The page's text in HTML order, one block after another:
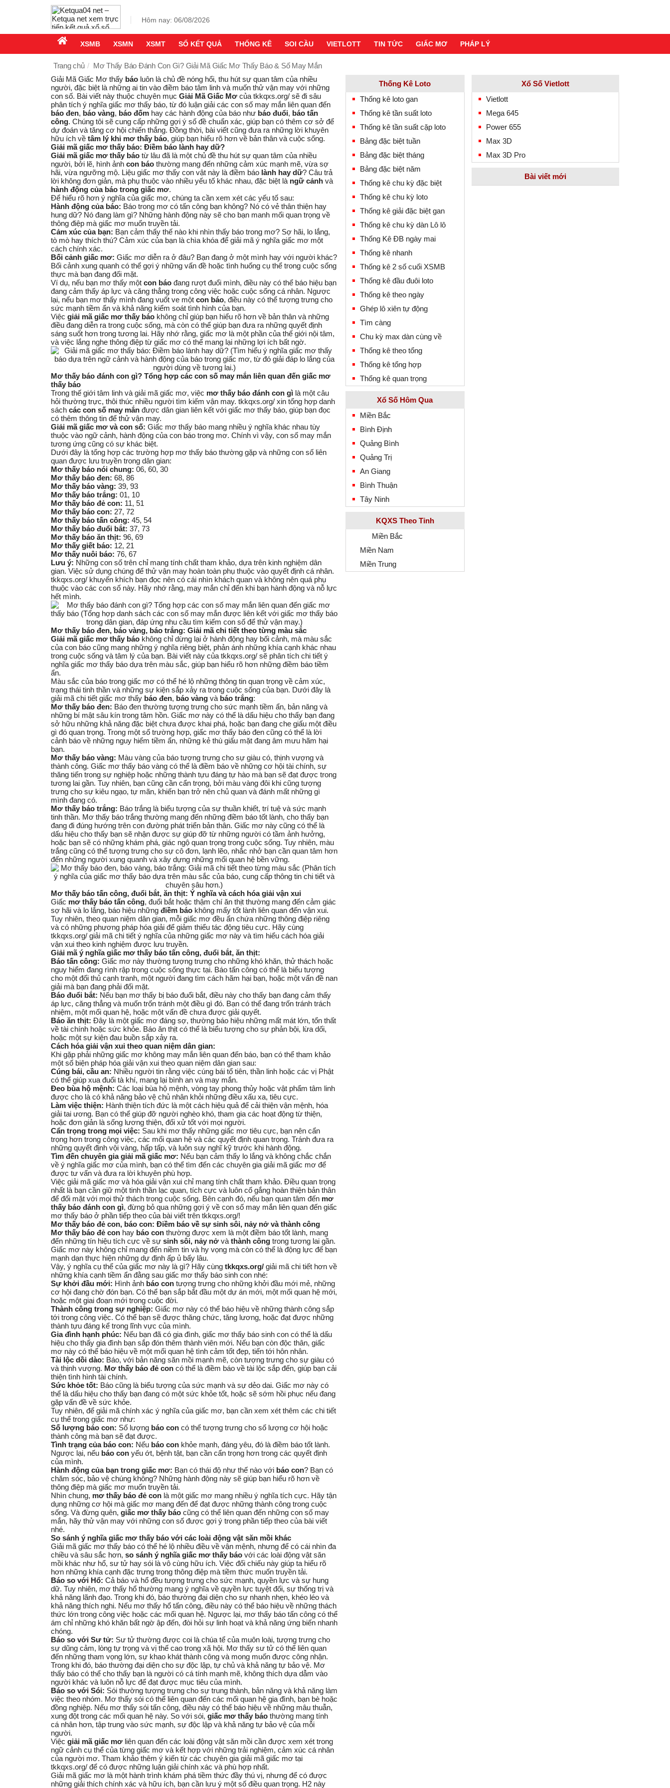
Hôm nay: 06/08/2026
XSMB XSMN XSMT SỔ KẾT QUẢ THỐNG KÊ SOI CẦU VIETLOTT TIN TỨC GIẤC MƠ PHÁP LÝ
Trang chủ
Mơ Thấy Báo Đánh Con Gì? Giải Mã Giấc Mơ Thấy Báo & Số May Mắn
Giải Mã Giấc Mơ thấy báo luôn là chủ đề nóng hổi, thu hút sự quan tâm của nhiều
người, đặc biệt là những ai tin vào điềm báo tâm linh và muốn thử vận may với những
con số. Bài viết này thuộc chuyên mục Giải Mã Giấc Mơ của tkkqxs.org/ sẽ đi sâu
phân tích ý nghĩa giấc mơ thấy báo, từ đó luận giải các con số may mắn liên quan đến
báo đen, báo vàng, báo đốm hay các hành động của báo như báo đuổi, báo tấn
công. Chúng tôi sẽ cung cấp những gợi ý số đề chuẩn xác, giúp bạn có thêm cơ sở để
dự đoán và tăng cơ hội chiến thắng. Đồng thời, bài viết cũng đưa ra những lời khuyên
hữu ích về tâm lý khi mơ thấy báo, giúp bạn hiểu rõ hơn về bản thân và cuộc sống.
Giải mã giấc mơ thấy báo: Điềm báo lành hay dữ?
Giải mã giấc mơ thấy báo từ lâu đã là một chủ đề thu hút sự quan tâm của nhiều
người, bởi lẽ, hình ảnh con báo thường mang đến những cảm xúc mạnh mẽ, vừa sợ
hãi, vừa ngưỡng mộ. Liệu giấc mơ thấy con vật này là điềm báo lành hay dữ? Câu trả
lời không đơn giản, mà phụ thuộc vào nhiều yếu tố khác nhau, đặc biệt là ngữ cảnh và
hành động của báo trong giấc mơ.
Để hiểu rõ hơn ý nghĩa của giấc mơ, chúng ta cần xem xét các yếu tố sau:
Hành động của báo: Báo trong mơ có tấn công bạn không? Nó có vẻ thân thiện hay
hung dữ? Nó đang làm gì? Những hành động này sẽ cho bạn manh mối quan trọng về
thông điệp mà giấc mơ muốn truyền tải.
Cảm xúc của bạn: Bạn cảm thấy thế nào khi nhìn thấy báo trong mơ? Sợ hãi, lo lắng,
tò mò hay thích thú? Cảm xúc của bạn là chìa khóa để giải mã ý nghĩa giấc mơ một
cách chính xác.
Bối cảnh giấc mơ: Giấc mơ diễn ra ở đâu? Bạn đang ở một mình hay với người khác?
Bối cảnh xung quanh có thể gợi ý những vấn đề hoặc tình huống cụ thể trong cuộc sống
thực mà bạn đang đối mặt.
Ví dụ, nếu bạn mơ thấy một con báo đang rượt đuổi mình, điều này có thể báo hiệu bạn
đang cảm thấy áp lực và căng thẳng trong công việc hoặc cuộc sống cá nhân. Ngược
lại, nếu bạn mơ thấy mình đang vuốt ve một con báo, điều này có thể tượng trưng cho
sức mạnh tiềm ẩn và khả năng kiểm soát tình hình của bạn.
Việc giải mã giấc mơ thấy báo không chỉ giúp bạn hiểu rõ hơn về bản thân và những
điều đang diễn ra trong cuộc sống, mà còn có thể giúp bạn đưa ra những quyết định
sáng suốt hơn trong tương lai. Hãy nhớ rằng, giấc mơ là một phần của thế giới nội tâm,
và việc lắng nghe thông điệp từ giấc mơ có thể mang lại những lợi ích bất ngờ.
Mơ thấy báo đánh con gì? Tổng hợp các con số may mắn liên quan đến giấc mơ
thấy báo
Trong thế giới tâm linh và giải mã giấc mơ, việc mơ thấy báo đánh con gì là một câu
hỏi thường trực, thôi thúc nhiều người tìm kiếm vận may. tkkqxs.org/ xin tổng hợp danh
sách các con số may mắn được dân gian liên kết với giấc mơ thấy báo, giúp bạn đọc
có thêm thông tin để thử vận may.
Giải mã giấc mơ và con số: Giấc mơ thấy báo mang nhiều ý nghĩa khác nhau tùy
thuộc vào ngữ cảnh, hành động của con báo trong mơ. Chính vì vậy, con số may mắn
tương ứng cũng có sự khác biệt.
Dưới đây là tổng hợp các trường hợp mơ thấy báo thường gặp và những con số liên
quan được lưu truyền trong dân gian:
Mơ thấy báo nói chung: 06, 60, 30
Mơ thấy báo đen: 68, 86
Mơ thấy báo vàng: 39, 93
Mơ thấy báo trắng: 01, 10
Mơ thấy báo đẻ con: 11, 51
Mơ thấy báo con: 27, 72
Mơ thấy báo tấn công: 45, 54
Mơ thấy báo đuổi bắt: 37, 73
Mơ thấy báo ăn thịt: 96, 69
Mơ thấy giết báo: 12, 21
Mơ thấy nuôi báo: 76, 67
Lưu ý: Những con số trên chỉ mang tính chất tham khảo, dựa trên kinh nghiệm dân
gian. Việc sử dụng chúng để thử vận may hoàn toàn phụ thuộc vào quyết định cá nhân.
tkkqxs.org/ khuyến khích bạn đọc nên có cái nhìn khách quan và không nên quá phụ
thuộc vào các con số này. Hãy nhớ rằng, may mắn chỉ đến khi bạn hành động và nỗ lực
hết mình.
Mơ thấy báo đen, báo vàng, báo trắng: Giải mã chi tiết theo từng màu sắc
Giải mã giấc mơ thấy báo không chỉ dừng lại ở hành động hay bối cảnh, mà màu sắc
của con báo cũng mang những ý nghĩa riêng biệt, phản ánh những khía cạnh khác nhau
trong cuộc sống và tâm lý của bạn. Bài viết này của tkkqxs.org/ sẽ phân tích chi tiết ý
nghĩa giấc mơ thấy báo dựa trên màu sắc, giúp bạn hiểu rõ hơn những điềm báo tiềm
ẩn.
Màu sắc của báo trong giấc mơ có thể hé lộ những thông tin quan trọng về cảm xúc,
trạng thái tinh thần và những sự kiện sắp xảy ra trong cuộc sống của bạn. Dưới đây là
giải mã chi tiết giấc mơ thấy báo đen, báo vàng và báo trắng:
Mơ thấy báo đen: Báo đen thường tượng trưng cho sức mạnh tiềm ẩn, bản năng và
những bí mật sâu kín trong tâm hồn. Giấc mơ này có thể là dấu hiệu cho thấy bạn đang
sở hữu những khả năng đặc biệt chưa được khai phá, hoặc bạn đang che giấu một điều
gì đó quan trọng. Trong một số trường hợp, giấc mơ thấy báo đen cũng có thể là lời
cảnh báo về những nguy hiểm tiềm ẩn, những kẻ thù giấu mặt đang âm mưu hãm hại
bạn.
Mơ thấy báo vàng: Màu vàng của báo tượng trưng cho sự giàu có, thịnh vượng và
thành công. Giấc mơ thấy báo vàng có thể là điềm báo về những cơ hội tài chính, sự
thăng tiến trong sự nghiệp hoặc những thành tựu đáng tự hào mà bạn sẽ đạt được trong
tương lai gần. Tuy nhiên, bạn cũng cần cẩn trọng, bởi màu vàng đôi khi cũng tượng
trưng cho sự kiêu ngạo, tự mãn, khiến bạn trở nên chủ quan và đánh mất những gì
mình đang có.
Mơ thấy báo trắng: Báo trắng là biểu tượng của sự thuần khiết, trí tuệ và sức mạnh
tinh thần. Mơ thấy báo trắng thường mang đến những điềm báo tốt lành, cho thấy bạn
đang đi đúng hướng trên con đường phát triển bản thân. Giấc mơ này cũng có thể là
dấu hiệu cho thấy bạn sẽ nhận được sự giúp đỡ từ những người có tầm ảnh hưởng,
hoặc bạn sẽ có những khám phá, giác ngộ quan trọng trong cuộc sống. Tuy nhiên, màu
trắng cũng có thể tượng trưng cho sự cô đơn, lạnh lẽo, nhắc nhở bạn cần quan tâm hơn
đến những người xung quanh và xây dựng những mối quan hệ bền vững.
Mơ thấy báo tấn công, đuổi bắt, ăn thịt: Ý nghĩa và cách hóa giải vận xui
Giấc mơ thấy báo tấn công, đuổi bắt hoặc thậm chí ăn thịt thường mang đến cảm giác
sợ hãi và lo lắng, báo hiệu những điềm báo không mấy tốt lành liên quan đến vận xui.
Tuy nhiên, theo quan niệm dân gian, mỗi giấc mơ đều ẩn chứa những thông điệp riêng
và có những phương pháp hóa giải để giảm thiểu tác động tiêu cực. Hãy cùng
tkkqxs.org/ giải mã chi tiết ý nghĩa của những giấc mơ này và tìm hiểu cách hóa giải
vận xui theo kinh nghiệm được lưu truyền.
Giải mã ý nghĩa giấc mơ thấy báo tấn công, đuổi bắt, ăn thịt:
Báo tấn công: Giấc mơ này thường tượng trưng cho những khó khăn, thử thách hoặc
nguy hiểm đang rình rập trong cuộc sống thực tại. Báo tấn công có thể là biểu tượng
cho một đối thủ cạnh tranh, một người đang tìm cách hãm hại bạn, hoặc một vấn đề nan
giải mà bạn đang phải đối mặt.
Báo đuổi bắt: Nếu bạn mơ thấy bị báo đuổi bắt, điều này cho thấy bạn đang cảm thấy
áp lực, căng thẳng và muốn trốn tránh một điều gì đó. Bạn có thể đang trốn tránh trách
nhiệm, một mối quan hệ, hoặc một vấn đề chưa được giải quyết.
Báo ăn thịt: Đây là một giấc mơ đáng sợ, thường báo hiệu những mất mát lớn, tổn thất
về tài chính hoặc sức khỏe. Báo ăn thịt có thể là biểu tượng cho sự phản bội, lừa dối,
hoặc một sự kiện đau buồn sắp xảy ra.
Cách hóa giải vận xui theo quan niệm dân gian:
Khi gặp phải những giấc mơ không may mắn liên quan đến báo, bạn có thể tham khảo
một số biện pháp hóa giải vận xui theo quan niệm dân gian sau:
Cúng bái, cầu an: Nhiều người tin rằng việc cúng bái tổ tiên, thần linh hoặc các vị Phật
có thể giúp xua đuổi tà khí, mang lại bình an và may mắn.
Đeo bùa hộ mệnh: Các loại bùa hộ mệnh, vòng tay phong thủy hoặc vật phẩm tâm linh
được cho là có khả năng bảo vệ chủ nhân khỏi những điều xấu xa, tiêu cực.
Làm việc thiện: Hành thiện tích đức là một cách hiệu quả để cải thiện vận mệnh, hóa
giải tai ương. Bạn có thể giúp đỡ người nghèo khó, tham gia các hoạt động từ thiện,
hoặc đơn giản là sống lương thiện, đối xử tốt với mọi người.
Cẩn trọng trong mọi việc: Sau khi mơ thấy những giấc mơ tiêu cực, bạn nên cẩn
trọng hơn trong công việc, các mối quan hệ và các quyết định quan trọng. Tránh đưa ra
những quyết định vội vàng, hấp tấp, và luôn suy nghĩ kỹ trước khi hành động.
Tìm đến chuyên gia giải mã giấc mơ: Nếu bạn cảm thấy lo lắng và không chắc chắn
về ý nghĩa giấc mơ của mình, bạn có thể tìm đến các chuyên gia giải mã giấc mơ để
được tư vấn và đưa ra lời khuyên phù hợp.
Việc giải mã giấc mơ và hóa giải vận xui chỉ mang tính chất tham khảo. Điều quan trọng
nhất là bạn cần giữ một tinh thần lạc quan, tích cực và luôn cố gắng hoàn thiện bản thân
để đối mặt với mọi thử thách trong cuộc sống. Bên cạnh đó, nếu bạn quan tâm đến mơ
thấy báo đánh con gì, đừng bỏ qua những gợi ý về con số may mắn liên quan đến giấc
mơ thấy báo ở phần tiếp theo của bài viết trên tkkqxs.org/!
Mơ thấy báo đẻ con, báo con: Điềm báo về sự sinh sôi, nảy nở và thành công
Mơ thấy báo đẻ con hay báo con thường được xem là một điềm báo tốt lành, mang
đến những tín hiệu tích cực về sự sinh sôi, nảy nở và thành công trong tương lai gần.
Giấc mơ này không chỉ mang đến niềm tin và hy vọng mà còn có thể là động lực để bạn
mạnh dạn thực hiện những dự định ấp ủ bấy lâu.
Vậy, ý nghĩa cụ thể của giấc mơ này là gì? Hãy cùng tkkqxs.org/ giải mã chi tiết hơn về
những khía cạnh tiềm ẩn đằng sau giấc mơ thấy báo sinh con nhé:
Sự khởi đầu mới: Hình ảnh báo con tượng trưng cho những khởi đầu mới mẻ, những
cơ hội đang chờ đón bạn. Có thể bạn sắp bắt đầu một dự án mới, một mối quan hệ mới,
hoặc một giai đoạn mới trong cuộc đời.
Thành công trong sự nghiệp: Giấc mơ này có thể báo hiệu về những thành công sắp
tới trong công việc. Có thể bạn sẽ được thăng chức, tăng lương, hoặc đạt được những
thành tựu đáng kể trong lĩnh vực của mình.
Gia đình hạnh phúc: Nếu bạn đã có gia đình, giấc mơ thấy báo sinh con có thể là dấu
hiệu cho thấy gia đình bạn sắp đón thêm thành viên mới. Nếu bạn còn độc thân, giấc
mơ này có thể báo hiệu về một mối quan hệ tình cảm tốt đẹp, tiến tới hôn nhân.
Tài lộc dồi dào: Báo, với bản năng săn mồi mạnh mẽ, còn tượng trưng cho sự giàu có
và thịnh vượng. Mơ thấy báo đẻ con có thể là điềm báo về tài lộc sắp đến, giúp bạn cải
thiện tình hình tài chính.
Sức khỏe tốt: Báo cũng là biểu tượng của sức mạnh và sự dẻo dai. Giấc mơ này có
thể là dấu hiệu cho thấy bạn đang có một sức khỏe tốt, hoặc sẽ sớm hồi phục nếu đang
gặp vấn đề về sức khỏe.
Tuy nhiên, để giải mã chính xác ý nghĩa của giấc mơ, bạn cần xem xét thêm các chi tiết
cụ thể trong giấc mơ như:
Số lượng báo con: Số lượng báo con có thể tượng trưng cho số lượng cơ hội hoặc
thành công mà bạn sẽ đạt được.
Tình trạng của báo con: Nếu báo con khỏe mạnh, đáng yêu, đó là điềm báo tốt lành.
Ngược lại, nếu báo con yếu ớt, bệnh tật, bạn cần cẩn trọng hơn trong các quyết định
của mình.
Hành động của bạn trong giấc mơ: Bạn có thái độ như thế nào với báo con? Bạn có
chăm sóc, bảo vệ chúng không? Những hành động này sẽ giúp bạn hiểu rõ hơn về
thông điệp mà giấc mơ muốn truyền tải.
Nhìn chung, mơ thấy báo đẻ con là một giấc mơ mang nhiều ý nghĩa tích cực. Hãy tận
dụng những cơ hội mà giấc mơ mang đến để đạt được những thành công trong cuộc
sống. Và đừng quên, giấc mơ thấy báo cũng có thể liên quan đến những con số may
mắn, hãy thử vận may với những con số được gợi ý trong phần tiếp theo của bài viết
nhé.
So sánh ý nghĩa giấc mơ thấy báo với các loài động vật săn mồi khác
Giải mã giấc mơ thấy báo có thể hé lộ nhiều điều về vận mệnh, nhưng để có cái nhìn đa
chiều và sâu sắc hơn, so sánh ý nghĩa giấc mơ thấy báo với các loài động vật săn
mồi khác như hổ, sư tử hay sói là vô cùng hữu ích. Việc đối chiếu này giúp ta hiểu rõ
hơn những khía cạnh đặc trưng trong thông điệp mà tiềm thức muốn truyền tải.
Báo so với Hổ: Cả báo và hổ đều tượng trưng cho sức mạnh, quyền lực và sự hung
dữ. Tuy nhiên, mơ thấy hổ thường mang ý nghĩa về quyền lực tuyệt đối, sự thống trị và
khả năng lãnh đạo. Trong khi đó, báo thường đại diện cho sự nhanh nhẹn, khéo léo và
khả năng thích nghi. Nếu mơ thấy hổ tấn công, điều này có thể báo hiệu về những thách
thức lớn trong công việc hoặc các mối quan hệ. Ngược lại, mơ thấy báo tấn công có thể
ám chỉ những khó khăn bất ngờ ập đến, đòi hỏi sự linh hoạt và khả năng ứng biến nhanh
chóng.
Báo so với Sư tử: Sư tử thường được coi là chúa tể của muôn loài, tượng trưng cho
sự dũng cảm, lòng tự trọng và vị thế cao trong xã hội. Mơ thấy sư tử có thể liên quan
đến những tham vọng lớn, sự khao khát thành công và mong muốn được công nhận.
Trong khi đó, báo thường đại diện cho sự độc lập, tự chủ và khả năng tự bảo vệ. Mơ
thấy báo có thể cho thấy bạn là người có cá tính mạnh mẽ, không thích dựa dẫm vào
người khác và luôn nỗ lực để đạt được mục tiêu của mình.
Báo so với Sói: Sói thường tượng trưng cho sự trung thành, bản năng và khả năng làm
việc theo nhóm. Mơ thấy sói có thể liên quan đến các mối quan hệ gia đình, bạn bè hoặc
đồng nghiệp. Nếu mơ thấy sói tấn công, điều này có thể báo hiệu về những mâu thuẫn,
xung đột trong các mối quan hệ này. So với sói, giấc mơ thấy báo thường mang tính
cá nhân hơn, tập trung vào sức mạnh, sự độc lập và khả năng tự bảo vệ của mỗi
người.
Việc giải mã giấc mơ liên quan đến các loài động vật săn mồi cần được xem xét trong
ngữ cảnh cụ thể của từng giấc mơ và kết hợp với những trải nghiệm, cảm xúc cá nhân
của người mơ. Tham khảo thêm ý kiến từ các chuyên gia giải mã giấc mơ tại
tkkqxs.org/ để có được những luận giải chính xác và phù hợp nhất.
Giải mã giấc mơ là một hành trình khám phá tiềm thức đầy thú vị, nhưng để có được
những giải thích chính xác và hữu ích, bạn cần lưu ý một số điều quan trọng. H2 này
Thống Kê Loto
Thống kê loto gan
Thống kê tần suất loto
Thống kê tần suất cặp loto
Bảng đặc biệt tuần
Bảng đặc biệt tháng
Bảng đặc biệt năm
Thống kê chu kỳ đặc biệt
Thống kê chu kỳ loto
Thống kê giải đặc biệt gan
Thống kê chu kỳ dàn Lô lô
Thống Kê ĐB ngày mai
Thống kê nhanh
Thống kê 2 số cuối XSMB
Thống kê đầu đuôi loto
Thống kê theo ngày
Ghép lô xiên tự động
Tìm càng
Chu kỳ max dàn cùng về
Thống kê theo tổng
Thống kê tổng hợp
Thống kê quan trọng
Xổ Số Hôm Qua
Miền Bắc
Bình Định
Quảng Bình
Quảng Trị
An Giang
Bình Thuận
Tây Ninh
KQXS Theo Tỉnh
Miền Bắc
Miền Nam
Miền Trung
Xổ Số Vietlott
Vietlott
Mega 645
Power 655
Max 3D
Max 3D Pro
Bài viết mới